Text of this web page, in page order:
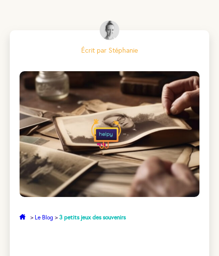
Écrit par Stéphanie
> Le Blog > 3 petits jeux des souvenirs